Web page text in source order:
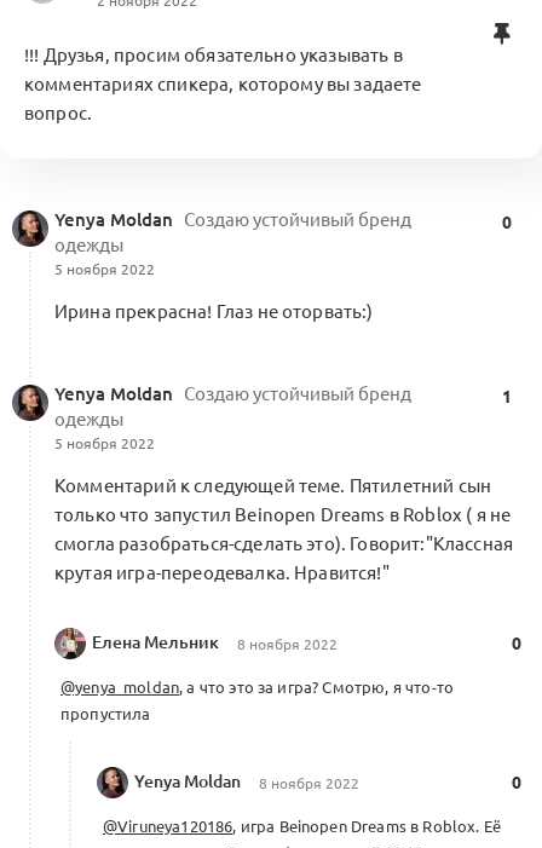
Конструирование Альянса
0 комментариев
4 комментария
«Видение ритма», встреча 1. Основные
тезисы Елены Тищенко, Алексея
Кравцова и Марии Титовой Посты месяца
Меморандум о кооперации
!!! Друзья, просим обязательно указывать в
комментариях спикера, которому вы задаете
вопрос.
Yenya Moldan
Cоздаю устойчивый бренд
одежды
5 ноября 2022
0
Ирина прекрасна! Глаз не оторвать:)
Yenya Moldan
Cоздаю устойчивый бренд
одежды
5 ноября 2022
1
Комментарий к следующей теме. Пятилетний сын
только что запустил Beinopen Dreams в Roblox ( я не
смогла разобраться-сделать это). Говорит:"Классная
крутая игра-переодевалка. Нравится!"
Елена Мельник 8 ноября 2022 0
@yenya_moldan, а что это за игра? Смотрю, я что-то
пропустила
Yenya Moldan 8 ноября 2022 0
@Viruneya120186, игра Beinopen Dreams в Roblox. Её